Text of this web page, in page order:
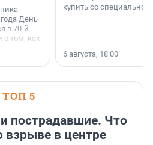
года День
в 70-й
о том, как
купить со специальной
6 августа, 18:00
ТОП 5
пострадавшие. Что
взрыве в центре